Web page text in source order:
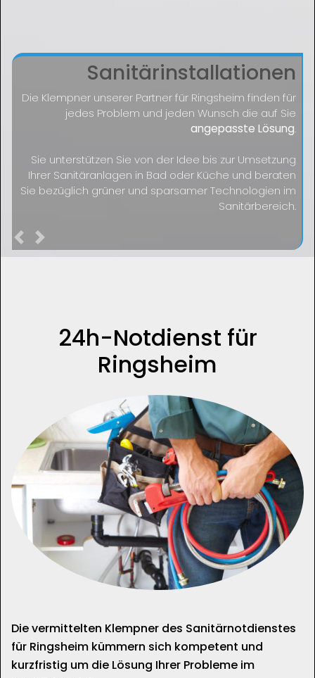
Sanitärinstallationen
Die Klempner unserer Partner für Ringsheim finden für
jedes Problem und jeden Wunsch die auf Sie
angepasste Lösung.
Sie unterstützen Sie von der Idee bis zur Umsetzung
Ihrer Sanitäranlagen in Bad oder Küche und beraten
Sie bezüglich grüner und sparsamer Technologien im
Sanitärbereich.
Previous
24h-Notdienst für
Ringsheim
Die vermittelten Klempner des Sanitärnotdienstes
für Ringsheim kümmern sich kompetent und
kurzfristig um die Lösung Ihrer Probleme im